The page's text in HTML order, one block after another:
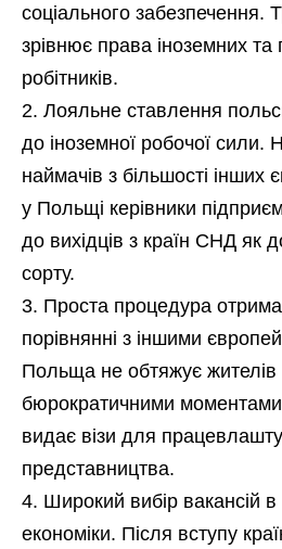
соціального забезпечення.
зрівнює права іноземних та
робітників.
Лояльне ставлення
до іноземної робочої сили.
наймачів з більшості інших
у Польщі керівники
до вихідців з країн СНД як
сорту.
Проста процедура
порівнянні з іншими
Польща не обтяжує
бюрократичними
видає візи для
представництва.
Широкий вибір вакансій в
економіки. Після вступу